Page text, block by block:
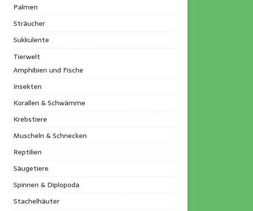
Palmen
Sträucher
Sukkulente
Tierwelt
Amphibien und Fische
Insekten
Korallen & Schwämme
Krebstiere
Muscheln & Schnecken
Reptilien
Säugetiere
Spinnen & Diplopoda
Stachelhäuter